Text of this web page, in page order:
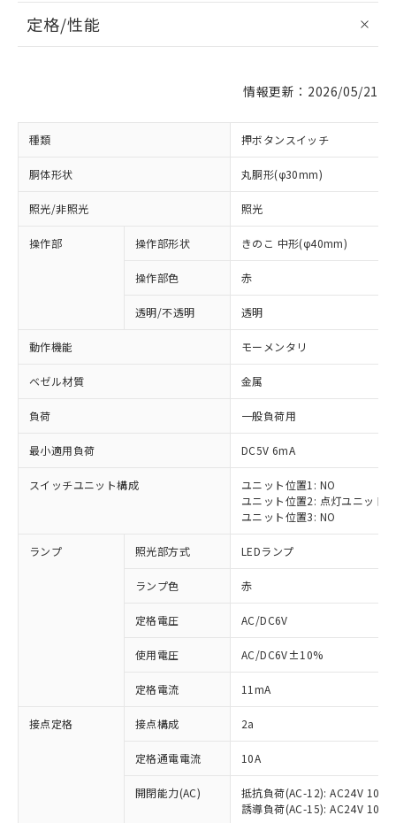
定格/性能
情報更新：2026/05/21
種類 押ボタンスイッチ
胴体形状 丸胴形(φ30mm)
照光/非照光 照光
操作部 操作部形状 きのこ 中形(φ40mm)
操作部色 赤
透明/不透明 透明
動作機能 モーメンタリ
ベゼル材質 金属
負荷 一般負荷用
最小適用負荷 DC5V 6mA
スイッチユニット構成
ユニット位置1: NO
ユニット位置2: 点灯ユニット
ユニット位置3: NO
ランプ 照光部方式 LEDランプ
ランプ色 赤
定格電圧 AC/DC6V
使用電圧 AC/DC6V±10%
定格電流 11mA
接点定格 接点構成 2a
定格通電電流 10A
開閉能力(AC)
抵抗負荷(AC-12): AC24V 10A/
誘導負荷(AC-15): AC24V
ご利用条件
以下の条件をお読みいただき、同意のうえ
ご利用ください。
本サービスは、当社制御機器事業取扱
商品の当社在庫状況および標準価格
(税抜)を提供させていただくもので
当社制御機器事業取扱商品の中には、
対応済み：EU RoHS指令（10物質）の
非含有に対応した製品が提供可能な商品で
対応予定：EU RoHS指令（10物質）の非含
有に対応した製品に切り替える予定のある
対応予定なし：EU RoHS指令（10物質）の
非含有に非対応の商品で、対応品を出す予
調査・確認中：EU RoHS指令（10物質）の
非含有の対応状況を調査中または確認中の
非該当品：ライセンス料など無形物で、有
害物質有無と関係のない商品です。
仕入先様の事情により、非含有部品として
「○」：最大均質材料含有率が中国RoHSの
基準値以下であることを示します。
「×」：最大均質材料含有率が中国RoHSの